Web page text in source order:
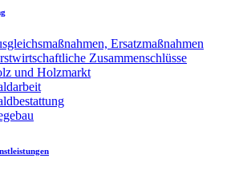
Ersatzmaßnahmen
Zusammenschlüsse
und Holzmarkt